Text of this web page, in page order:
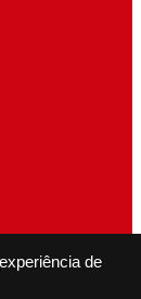
de